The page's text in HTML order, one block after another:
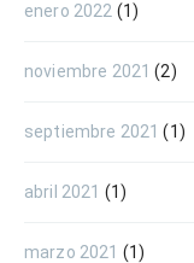
enero 2022 (1)
noviembre 2021 (2)
septiembre 2021 (1)
abril 2021 (1)
marzo 2021 (1)